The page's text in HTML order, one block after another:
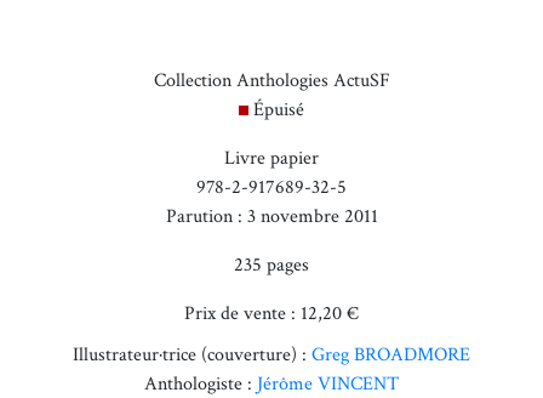
Collection Anthologies ActuSF
Épuisé
Livre papier
978-2-917689-32-5
Parution : 3 novembre 2011
235 pages
Prix de vente : 12,20 €
Illustrateur·trice (couverture) : Greg BROADMORE
Anthologiste : Jérôme VINCENT